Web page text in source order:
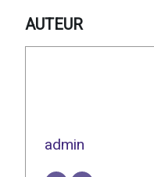
AUTEUR
admin